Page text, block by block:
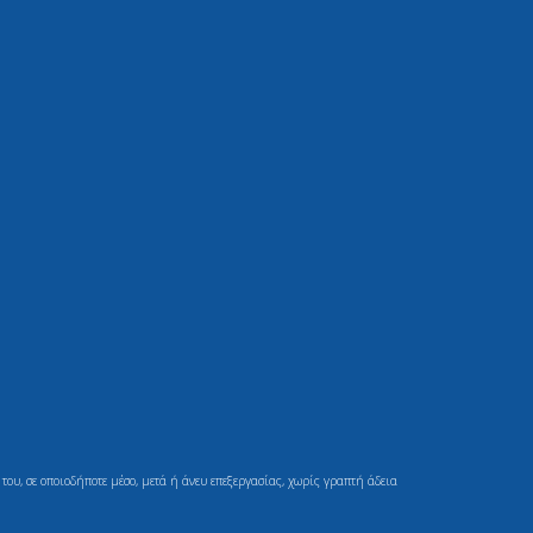
σε οποιοδήποτε μέσο, μετά ή άνευ επεξεργασίας, χωρίς γραπτή άδεια